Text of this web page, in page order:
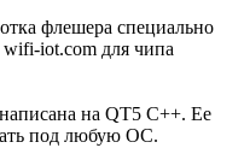
флешера специально
wifi-iot.com для чипа
на QT5 C++. Ее
под любую ОС.